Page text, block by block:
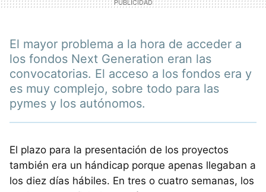
El mayor problema a la hora de acceder a
los fondos Next Generation eran las
convocatorias. El acceso a los fondos era y
es muy complejo, sobre todo para las
pymes y los autónomos.
El plazo para la presentación de los proyectos
también era un hándicap porque apenas llegaban a
los diez días hábiles. En tres o cuatro semanas, los